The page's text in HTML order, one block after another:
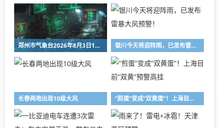
郑州市气象台2026年8月3日15时发布雷暴大风黄色预警 银川今天将迎阵雨，已发布雷暴大风预警！
长春两地出现10级大风 “煎蛋”变成“双黄蛋”！上海目前“双黄”预警高挂